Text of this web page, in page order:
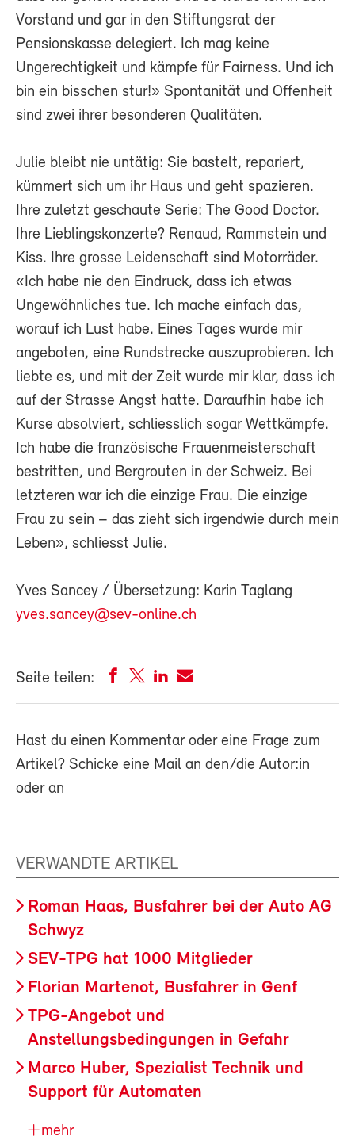
Vorstand und gar in den Stiftungsrat der
Pensionskasse delegiert. Ich mag keine
Ungerechtigkeit und kämpfe für Fairness. Und ich
bin ein bisschen stur!» Spontanität und Offenheit
sind zwei ihrer besonderen Qualitäten.
Julie bleibt nie untätig: Sie bastelt, repariert,
kümmert sich um ihr Haus und geht spazieren.
Ihre zuletzt geschaute Serie: The Good Doctor.
Ihre Lieblingskonzerte? Renaud, Rammstein und
Kiss. Ihre grosse Leidenschaft sind Motorräder.
«Ich habe nie den Eindruck, dass ich etwas
Ungewöhnliches tue. Ich mache einfach das,
worauf ich Lust habe. Eines Tages wurde mir
angeboten, eine Rundstrecke auszuprobieren. Ich
liebte es, und mit der Zeit wurde mir klar, dass ich
auf der Strasse Angst hatte. Daraufhin habe ich
Kurse absolviert, schliesslich sogar Wettkämpfe.
Ich habe die französische Frauenmeisterschaft
bestritten, und Bergrouten in der Schweiz. Bei
letzteren war ich die einzige Frau. Die einzige
Frau zu sein – das zieht sich irgendwie durch mein
Leben», schliesst Julie.
Yves Sancey / Übersetzung: Karin Taglang
yves.sancey@sev-online.ch
Seite teilen:
Hast du einen Kommentar oder eine Frage zum
Artikel? Schicke eine Mail an den/die Autor:in
oder an
VERWANDTE ARTIKEL
Roman Haas, Busfahrer bei der Auto AG
Schwyz
SEV-TPG hat 1000 Mitglieder
Florian Martenot, Busfahrer in Genf
TPG-Angebot und
Anstellungsbedingungen in Gefahr
Marco Huber, Spezialist Technik und
Support für Automaten
mehr